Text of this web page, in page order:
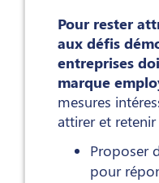
Pour rester
aux défis
entreprises
marque
mesures
attirer et retenir
Proposer
pour